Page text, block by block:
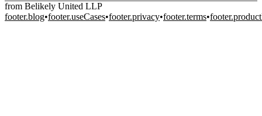
from Belikely United LLP
footer.blog•footer.useCases•footer.privacy•footer.terms•